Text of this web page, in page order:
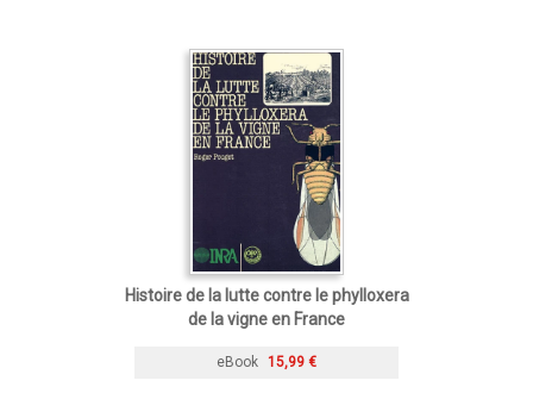
Histoire de la lutte contre le phylloxera
de la vigne en France
eBook 15,99 €